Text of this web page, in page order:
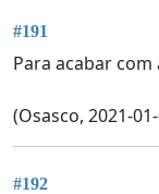
#191
Para acabar
(Osasco, 2021-
#192